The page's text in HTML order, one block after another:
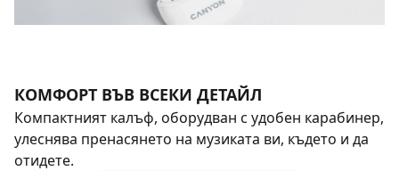
КОМФОРТ ВЪВ ВСЕКИ ДЕТАЙЛ
Компактният калъф, оборудван с удобен карабинер,
улеснява пренасянето на музиката ви, където и да
отидете.